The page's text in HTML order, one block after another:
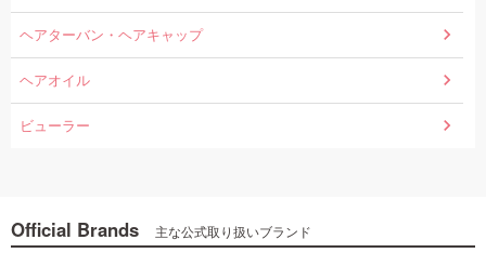
ヘアターバン・ヘアキャップ
ヘアオイル
ビューラー
Official Brands 主な公式取り扱いブランド